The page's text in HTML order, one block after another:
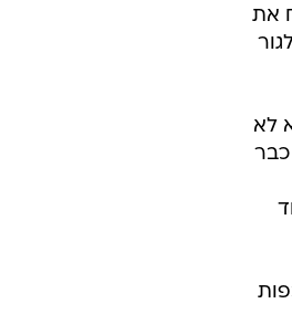
את
לא